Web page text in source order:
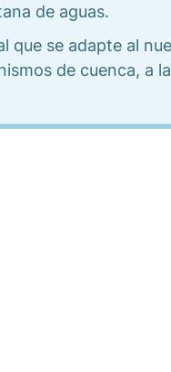
de aguas.
que se adapte al
de cuenca, a